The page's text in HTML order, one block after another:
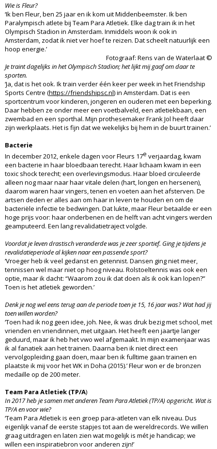
Wie is Fleur?
‘Ik ben Fleur, ben 25 jaar en ik kom uit Middenbeemster. Ik ben
Paralympisch atlete bij Team Para Atletiek. Elke dag train ik in het
Olympisch Stadion in Amsterdam. Inmiddels woon ik ook in
Amsterdam, zodat ik niet ver hoef te reizen. Dat scheelt natuurlijk een
hoop energie.’
Fotograaf: Rens van de Waterlaat ©
Je traint dagelijks in het Olympisch Stadion; het lijkt mij gaaf om daar te
sporten.
‘Ja, dat is het ook. Ik train verder één keer per week in het Friendship
Sports Centre (https://friendshipsc.nl) in Amsterdam. Dat is een
sportcentrum voor kinderen, jongeren en ouderen met een beperking.
Daar hebben ze onder meer een voetbalveld, een atletiekbaan, een
zwembad en een sporthal. Mijn prothesemaker Frank Jol heeft daar
zijn werkplaats. Het is fijn dat we wekelijks bij hem in de buurt trainen.’
Bacterie
In december 2012, enkele dagen voor Fleurs 17e verjaardag, kwam
een bacterie in haar bloedbaan terecht. Haar lichaam kwam in een
toxic shock terecht; een overlevingsmodus. Haar bloed circuleerde
alleen nog maar naar haar vitale delen (hart, longen en hersenen),
daarom waren haar vingers, tenen en voeten aan het afsterven. De
artsen deden er alles aan om haar in leven te houden en om de
bacteriële infectie te bedwingen. Dat lukte, maar Fleur betaalde er een
hoge prijs voor: haar onderbenen en de helft van acht vingers werden
geamputeerd. Een lang revalidatietraject volgde.
Voordat je leven drastisch veranderde was je zeer sportief. Ging je tijdens je
revalidatieperiode al kijken naar een passende sport?
‘Vroeger heb ik veel gedanst en getennist. Dansen ging niet meer,
tennissen wel maar niet op hoog niveau. Rolstoeltennis was ook een
optie, maar ik dacht: “Waarom zou ik dat doen als ik ook kan lopen?”
Toen is het atletiek geworden.’
Denk je nog wel eens terug aan de periode toen je 15, 16 jaar was? Wat had jij
toen willen worden?
‘Toen had ik nog geen idee, joh. Nee, ik was druk bezig met school, met
vrienden en vriendinnen, met uitgaan. Het heeft een jaartje langer
geduurd, maar ik heb het vwo wel afgemaakt. In mijn examenjaar was
ik al fanatiek aan het trainen. Daarna ben ik niet direct een
vervolgopleiding gaan doen, maar ben ik fulltime gaan trainen en
plaatste ik mij voor het WK in Doha (2015).’ Fleur won er de bronzen
medaille op de 200 meter.
Team Para Atletiek (TP/A)
In 2017 heb je samen met anderen Team Para Atletiek (TP/A) opgericht. Wat is
TP/A en voor wie?
‘Team Para Atletiek is een groep para-atleten van elk niveau. Dus
eigenlijk vanaf de eerste stapjes tot aan de wereldrecords. We willen
graag uitdragen en laten zien wat mogelijk is mét je handicap; we
willen een inspiratiebron voor anderen zijn!’